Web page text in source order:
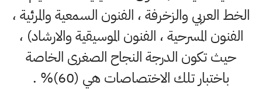
الخط العربي والزخرفة ، الفنون السمعية والمرئية ،
الفنون المسرحية ، الفنون الموسيقية والارشاد) ،
حيث تكون الدرجة النجاح الصغرى الخاصة
باختبار تلك الاختصاصات هي (60)% .